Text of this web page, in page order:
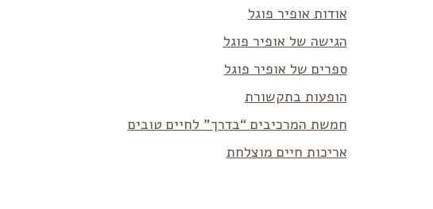
אודות אופיר פוגל
הגישה של אופיר פוגל
ספרים של אופיר פוגל
הופעות בתקשורת
חמשת המרכיבים “בדרך” לחיים טובים
אריכות חיים מוצלחת